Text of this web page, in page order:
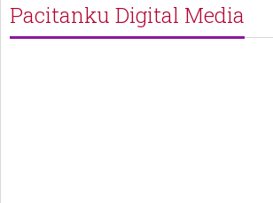
Pacitanku Digital Media